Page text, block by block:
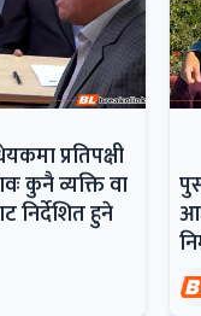
प्रतिपक्षी
कुनै व्यक्ति वा
निर्देशित हुने